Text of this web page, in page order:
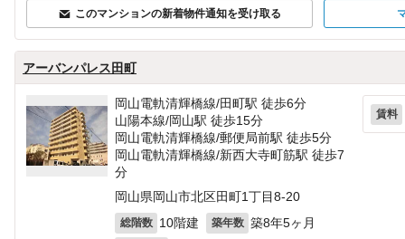
このマンションの新着物件通知を受け取る
アーバンパレス田町
岡山電軌清輝橋線/田町駅 徒歩6分
山陽本線/岡山駅 徒歩15分
岡山電軌清輝橋線/郵便局前駅 徒歩5分
岡山電軌清輝橋線/新西大寺町筋駅 徒歩7
分
岡山県岡山市北区田町1丁目8-20
総階数 10階建 築年数 築8年5ヶ月
賃料